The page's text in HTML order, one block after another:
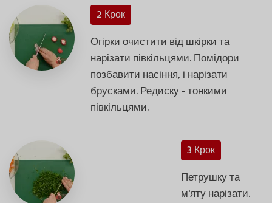
2 Крок
Огірки очистити від шкірки та
нарізати півкільцями. Помідори
позбавити насіння, і нарізати
брусками. Редиску - тонкими
півкільцями.
3 Крок
Петрушку та
м'яту нарізати.